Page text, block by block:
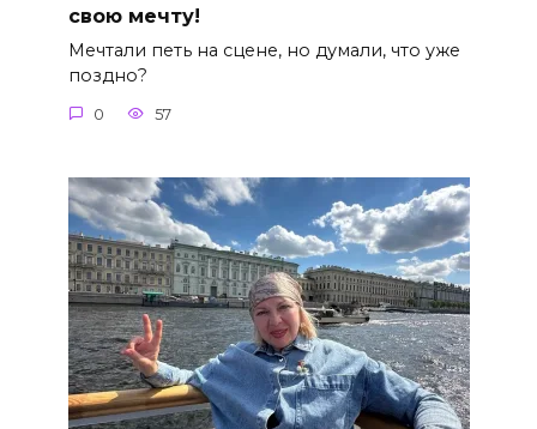
свою мечту!
Мечтали петь на сцене, но думали, что уже
поздно?
0 57